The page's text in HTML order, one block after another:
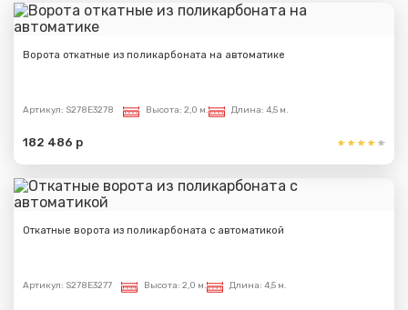
Ворота откатные из поликарбоната на автоматике
Артикул: S278E3278 Высота: 2,0 м. Длина: 4,5 м.
182 486 р
Откатные ворота из поликарбоната с автоматикой
Артикул: S278E3277 Высота: 2,0 м. Длина: 4,5 м.